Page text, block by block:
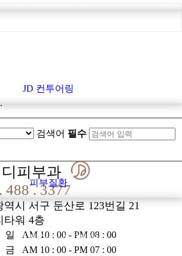
JD 컨투어링
피부질환
JD 메디컬 스킨케어
검색어 필수
피부과
488 . 3377
역시 서구 둔산로 123번길 21
타워 4층
AM 10 : 00 - PM 08 : 00
AM 10 : 00 - PM 07 : 00